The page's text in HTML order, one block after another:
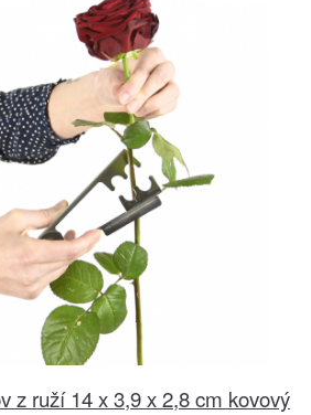
z ruží 14 x 3,9 x 2,8 cm kovový